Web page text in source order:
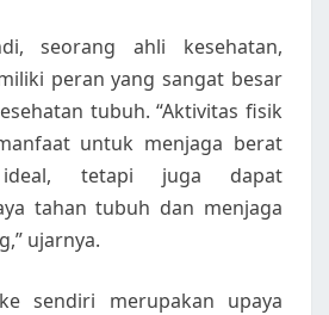
seorang ahli kesehatan,
peran yang sangat besar
tubuh. “Aktivitas fisik
untuk menjaga berat
tetapi juga dapat
tahan tubuh dan menjaga
ujarnya.
sendiri merupakan upaya